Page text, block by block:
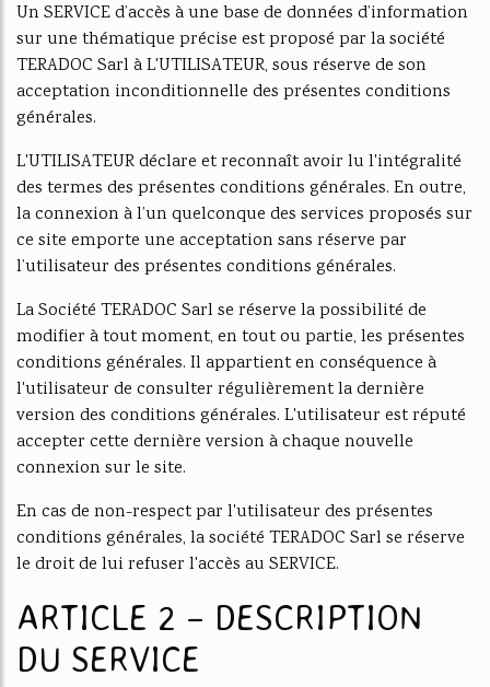
Un SERVICE d’accès à une base de données d’information
sur une thématique précise est proposé par la société
TERADOC Sarl à L'UTILISATEUR, sous réserve de son
acceptation inconditionnelle des présentes conditions
générales.
L'UTILISATEUR déclare et reconnaît avoir lu l'intégralité
des termes des présentes conditions générales. En outre,
la connexion à l’un quelconque des services proposés sur
ce site emporte une acceptation sans réserve par
l’utilisateur des présentes conditions générales.
La Société TERADOC Sarl se réserve la possibilité de
modifier à tout moment, en tout ou partie, les présentes
conditions générales. Il appartient en conséquence à
l'utilisateur de consulter régulièrement la dernière
version des conditions générales. L'utilisateur est réputé
accepter cette dernière version à chaque nouvelle
connexion sur le site.
En cas de non-respect par l'utilisateur des présentes
conditions générales, la société TERADOC Sarl se réserve
le droit de lui refuser l'accès au SERVICE.
ARTICLE 2 – DESCRIPTION
DU SERVICE